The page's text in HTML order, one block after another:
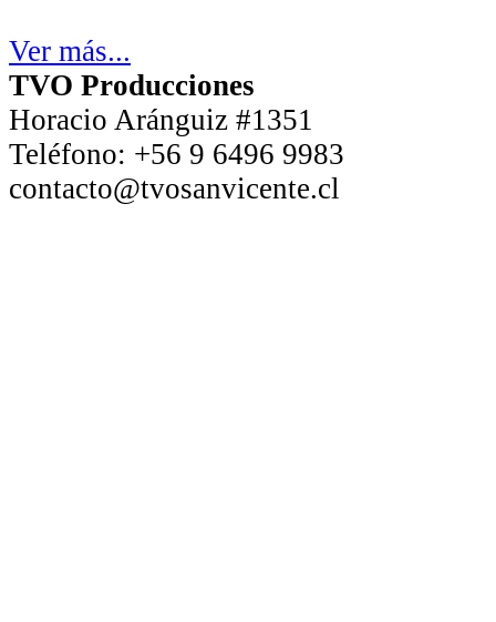
Ver más...
TVO Producciones
Horacio Aránguiz #1351
Teléfono: +56 9 6496 9983
contacto@tvosanvicente.cl